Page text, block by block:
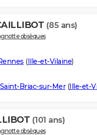
(85 ans)
obsèques
(Ille-et-Vilaine)
Saint-Briac-sur-Mer(Ille-et-
(101 ans)
obsèques